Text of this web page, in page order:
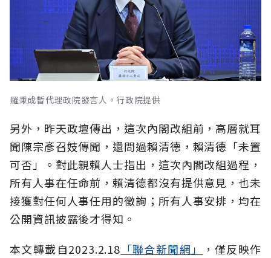
羅秉成暫代理政院發言人。行政院提供
另外，昨天政壇傳出，這次內閣改組前，高層就耳
聞陳宗彥召妓傳聞，還問過賴清德，賴清德「未置
可否」。對此親賴人士指出，這次內閣改組過程，
所有人事在任命前，賴清德都沒有提供意見，也未
接獲對任何人事任用的徵詢；所有人事安排，均在
公開資訊披露後才得知。
本文轉載自2023.2.18 「聯合新聞網」
，僅反映作